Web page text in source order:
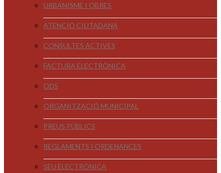
URBANISME I OBRES
ATENCIÓ CIUTADANA
CONSULTES ACTIVES
FACTURA ELECTRÒNICA
ODS
ORGANITZACIÓ MUNICIPAL
PREUS PÚBLICS
REGLAMENTS I ORDENANCES
SEU ELECTRÒNICA